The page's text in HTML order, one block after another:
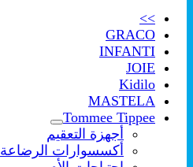
>>
GRACO
INFANTI
JOIE
Kidilo
MASTELA
Tommee Tippee
أجهزة التعقيم
أكسسوارات الرضاعة